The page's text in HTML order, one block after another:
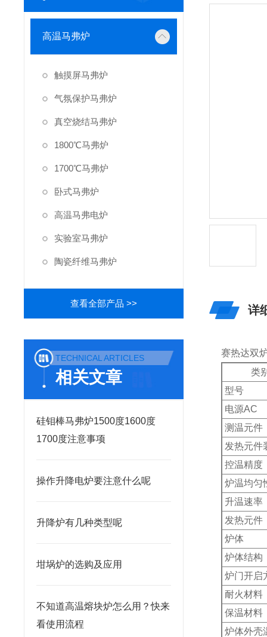
高温马弗炉
触摸屏马弗炉
气氛保护马弗炉
真空烧结马弗炉
1800℃马弗炉
1700℃马弗炉
卧式马弗炉
高温马弗电炉
实验室马弗炉
陶瓷纤维马弗炉
查看全部产品 >>
TECHNICAL ARTICLES
相关文章
硅钼棒马弗炉1500度1600度
1700度注意事项
操作升降电炉要注意什么呢
升降炉有几种类型呢
坩埚炉的选购及应用
不知道高温熔块炉怎么用？快来
看使用流程
详
赛热达双
类
型号
电源AC
测温元件
发热元件
控温精度
炉温均匀
升温速率
发热元件
炉体
炉体结构
炉门开启
耐火材料
保温材料
炉体外壳